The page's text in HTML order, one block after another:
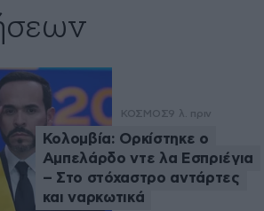
ΚΟΣΜΟΣ9 λ. πριν
Κολομβία: Ορκίστηκε ο
Αμπελάρδο ντε λα Εσπριέγια
– Στο στόχαστρο αντάρτες
και ναρκωτικά